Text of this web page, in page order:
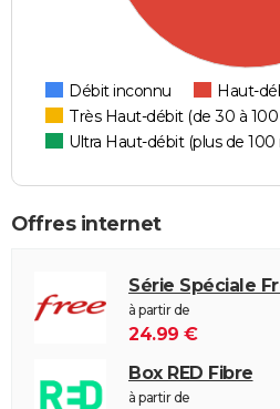
Débit inconnu
Haut-
Très Haut-débit (de 30 à
Ultra Haut-débit (plus de
Offres internet
Série Spéciale
à partir de
24.99 €
Box RED Fibre
à partir de